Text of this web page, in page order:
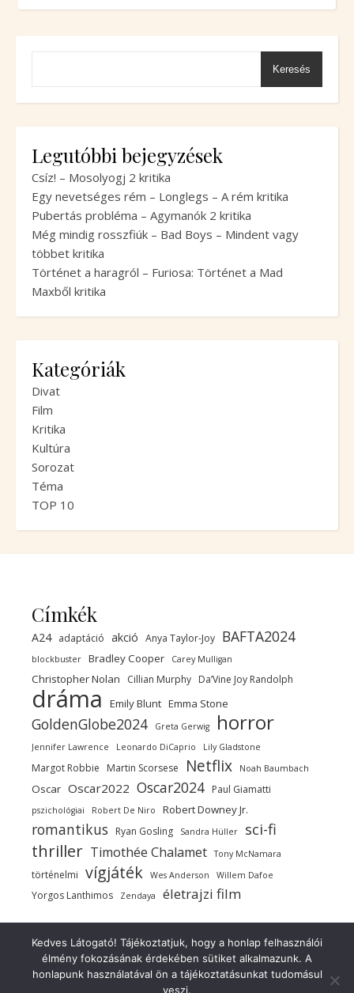
Keresés
Legutóbbi bejegyzések
Csíz! – Mosolyogj 2 kritika
Egy nevetséges rém – Longlegs – A rém kritika
Pubertás probléma – Agymanók 2 kritika
Még mindig rosszfiúk – Bad Boys – Mindent vagy
többet kritika
Történet a haragról – Furiosa: Történet a Mad
Maxből kritika
Kategóriák
Divat
Film
Kritika
Kultúra
Sorozat
Téma
TOP 10
Címkék
A24 adaptáció akció Anya Taylor-Joy BAFTA2024
blockbuster Bradley Cooper Carey Mulligan
Christopher Nolan Cillian Murphy Da’Vine Joy Randolph
dráma Emily Blunt Emma Stone
GoldenGlobe2024 Greta Gerwig horror
Jennifer Lawrence Leonardo DiCaprio Lily Gladstone
Margot Robbie Martin Scorsese Netflix Noah Baumbach
Oscar Oscar2022 Oscar2024 Paul Giamatti
pszichológiai Robert De Niro Robert Downey Jr.
romantikus Ryan Gosling Sandra Hüller sci-fi
thriller Timothée Chalamet Tony McNamara
történelmi vígjáték Wes Anderson Willem Dafoe
Yorgos Lanthimos Zendaya életrajzi film
Copyright 2021-2025 ©
Szerkesztőség
Kedves Látogató! Tájékoztatjuk, hogy a honlap felhasználói
élmény fokozásának érdekében sütiket alkalmazunk. A
honlapunk használatával ön a tájékoztatásunkat tudomásul
veszi.